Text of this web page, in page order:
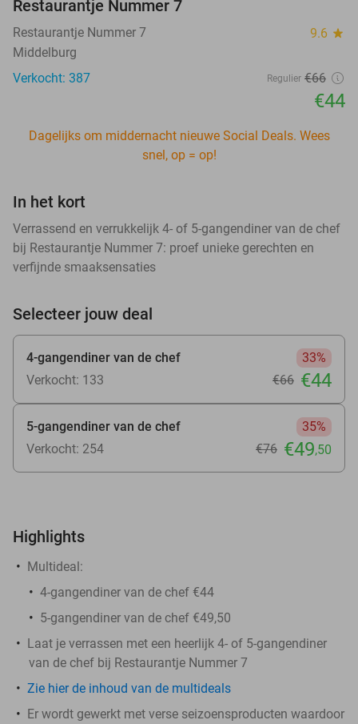
Restaurantje Nummer 7
Restaurantje Nummer 7 9.6 star
Middelburg
Verkocht: 387
Regulier €66
€44
Dagelijks om middernacht nieuwe Social Deals. Wees
snel, op = op!
In het kort
Verrassend en verrukkelijk 4- of 5-gangendiner van de chef
bij Restaurantje Nummer 7: proef unieke gerechten en
verfijnde smaaksensaties
Selecteer jouw deal
4-gangendiner van de chef
33%
Verkocht: 133
€66 €44
5-gangendiner van de chef
35%
Verkocht: 254
€76 €49,50
Highlights
Multideal:
4-gangendiner van de chef €44
5-gangendiner van de chef €49,50
Laat je verrassen met een heerlijk 4- of 5-gangendiner
van de chef bij Restaurantje Nummer 7
Zie hier de inhoud van de multideals
Er wordt gewerkt met verse seizoensproducten waardoor